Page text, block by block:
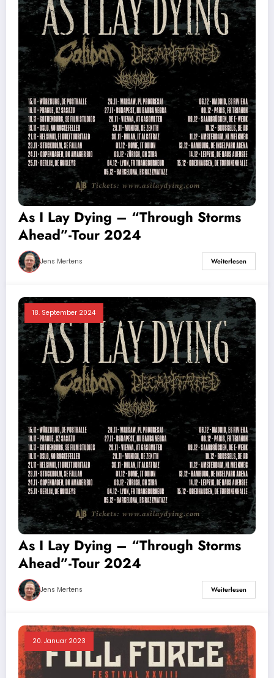
As I Lay Dying – “Through Storms
Ahead”-Tour 2024
Jens Mertens Weiterlesen
18. September 2024
As I Lay Dying – “Through Storms
Ahead”-Tour 2024
Jens Mertens Weiterlesen
20. Januar 2023